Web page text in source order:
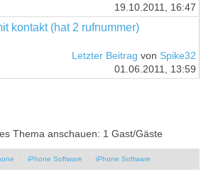
19.10.2011, 16:47
kontakt (hat 2 rufnummer)
Letzter Beitrag von Spike32
01.06.2011, 13:59
Thema anschauen: 1 Gast/Gäste
iPhone Software iPhone Software